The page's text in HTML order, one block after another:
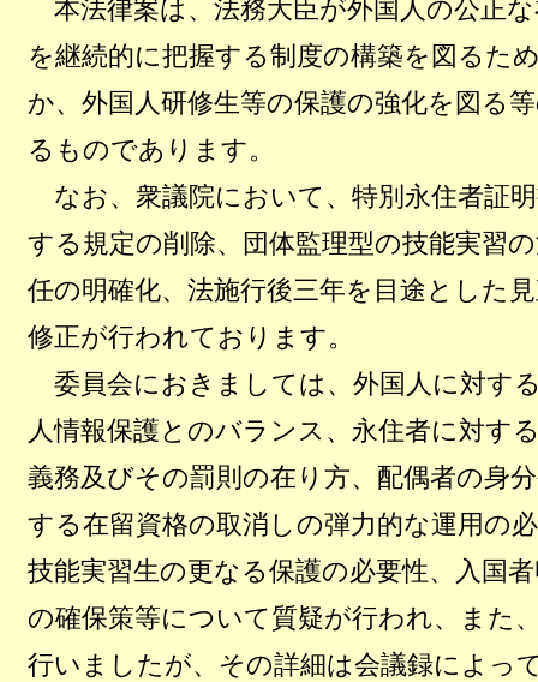
本法律案は、法務大臣が外国人の公正
を継続的に把握する制度の構築を図るた
か、外国人研修生等の保護の強化を図る
るものであります。
なお、衆議院において、特別永住者証
する規定の削除、団体監理型の技能実習
任の明確化、法施行後三年を目途とした
修正が行われております。
委員会におきましては、外国人に対す
人情報保護とのバランス、永住者に対す
義務及びその罰則の在り方、配偶者の身
する在留資格の取消しの弾力的な運用の
技能実習生の更なる保護の必要性、入国
の確保策等について質疑が行われ、また
行いましたが、その詳細は会議録によっ